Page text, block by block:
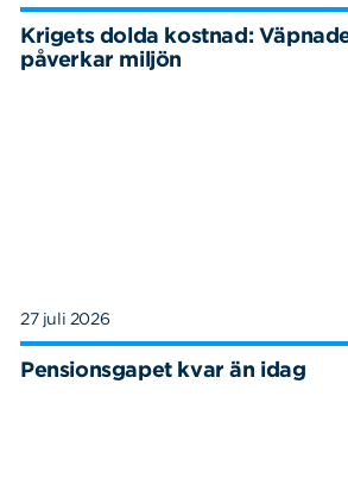
Krigets dolda kostnad:
påverkar miljön
27 juli 2026
Pensionsgapet kvar än idag